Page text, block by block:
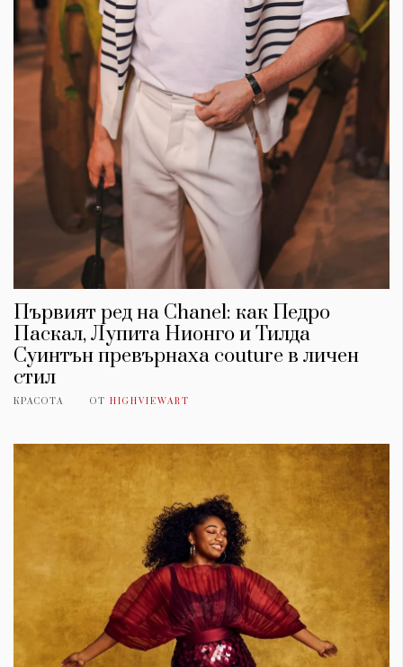
Първият ред на Chanel: как Педро
Паскал, Лупита Нионго и Тилда
Суинтън превърнаха couture в личен
стил
КРАСОТА ОТ HIGHVIEWART